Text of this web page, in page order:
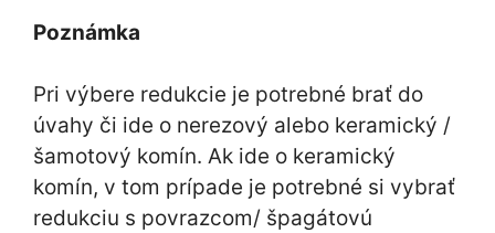
Poznámka
Pri výbere redukcie je potrebné brať do
úvahy či ide o nerezový alebo keramický /
šamotový komín. Ak ide o keramický
komín, v tom prípade je potrebné si vybrať
redukciu s povrazcom/ špagátovú